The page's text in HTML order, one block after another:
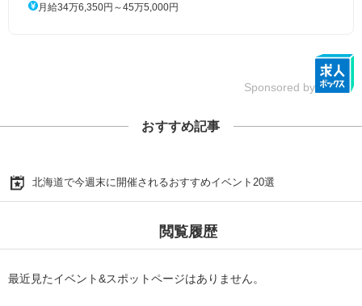
月給34万6,350円～45万5,000円
Sponsored by
おすすめ記事
北海道で今週末に開催されるおすすめイベント20選
閲覧履歴
最近見たイベント&スポットページはありません。